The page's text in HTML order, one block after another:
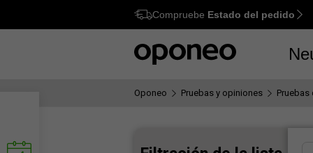
Ctrl M
Compruebe Estado del pedido
Oponeo Pruebas y opiniones